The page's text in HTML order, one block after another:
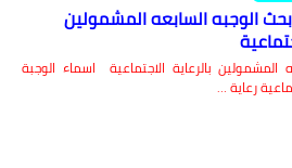
الوجبه السابعه المشمولين
بالرعاية الاجتماعية اسماء الوجبة
رعاية …